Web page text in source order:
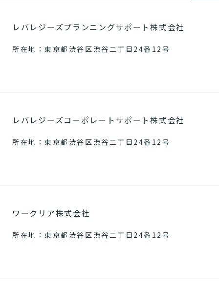
レバレジーズプランニングサポート株式会社
所在地：東京都渋谷区渋谷二丁目24番12号
レバレジーズコーポレートサポート株式会社
所在地：東京都渋谷区渋谷二丁目24番12号
ワークリア株式会社
所在地：東京都渋谷区渋谷二丁目24番12号